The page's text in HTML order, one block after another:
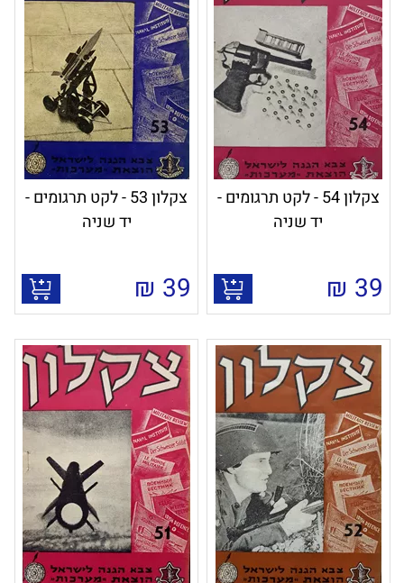
צקלון 54 - לקט תרגומים -
יד שניה
39
₪
צקלון 53 - לקט תרגומים -
יד שניה
39
₪